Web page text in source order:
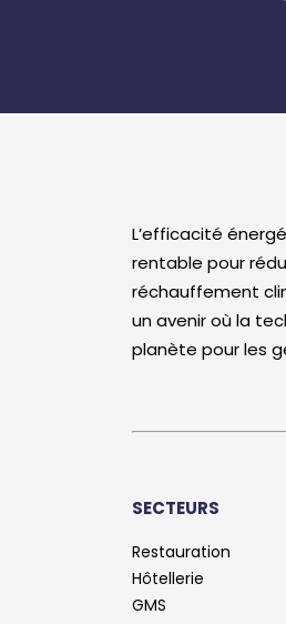
L’efficacité
rentable pour
réchauffement
un avenir où la
planète pour les
SECTEURS
Restauration
Hôtellerie
GMS